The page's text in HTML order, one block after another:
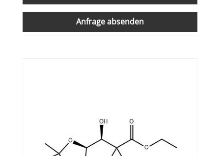
Anfrage absenden